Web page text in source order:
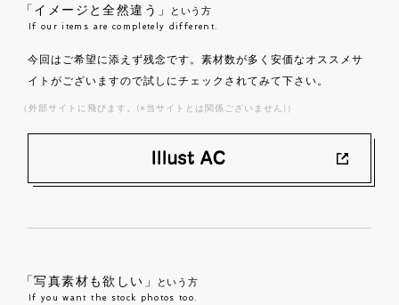
「イメージと全然違う」 という方
If our items are completely different.
今回はご希望に添えず残念です。素材数が多く安価なオススメサ
イトがございますので試しにチェックされてみて下さい。
（外部サイトに飛びます。(※当サイトとは関係ございません)）
「写真素材も欲しい」 という方
If you want the stock photos too.